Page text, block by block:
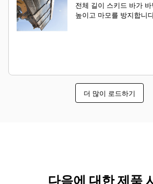
전체 길이 스키드 바가
높이고 마모를 방지합니
더 많이 로드하기
다음에 대한 제품